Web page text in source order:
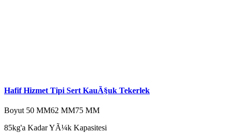
Hafif Hizmet Tipi Sert KauÃ§uk Tekerlek
Boyut 50 MM62 MM75 MM
85kg'a Kadar YÃ¼k Kapasitesi